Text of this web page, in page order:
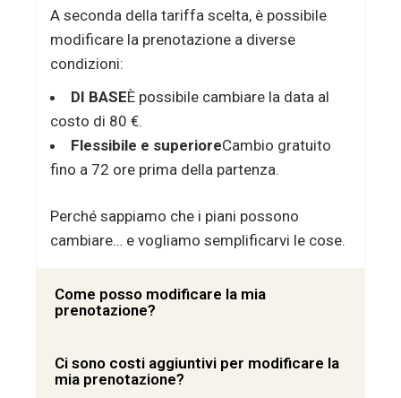
A seconda della tariffa scelta, è possibile
modificare la prenotazione a diverse
condizioni:
DI BASEÈ possibile cambiare la data al
costo di 80 €.
Flessibile e superioreCambio gratuito
fino a 72 ore prima della partenza.
Perché sappiamo che i piani possono
cambiare… e vogliamo semplificarvi le cose.
Come posso modificare la mia
prenotazione?
Ci sono costi aggiuntivi per modificare la
mia prenotazione?